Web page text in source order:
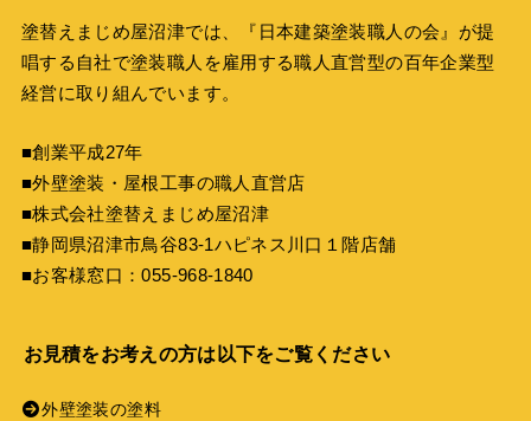
塗替えまじめ屋沼津では、『 日本建築塗装職人の会』が提
唱する自社で塗装職人を雇用する職人直営型の百年企業型
経営に取り組んでいます。
■創業平成27年
■外壁塗装・屋根工事の職人直営店
■株式会社塗替えまじめ屋沼津
■静岡県沼津市鳥谷83-1ハピネス川口１階店舗
■お客様窓口：055-968-1840
お見積をお考えの方は以下をご覧ください
外壁塗装の塗料